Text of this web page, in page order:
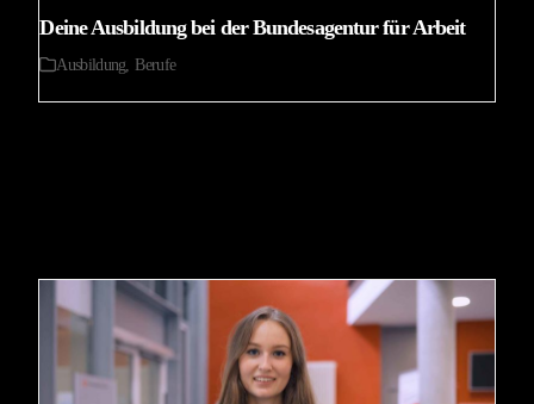
Deine Ausbildung bei der Bundesagentur für Arbeit
Ausbildung, Berufe